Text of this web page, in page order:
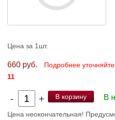
Цена за 1шт.
660 руб. Подробнее
11
- + В корзину В
Цена неокончательная!